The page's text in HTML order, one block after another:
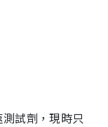
試劑，現時只